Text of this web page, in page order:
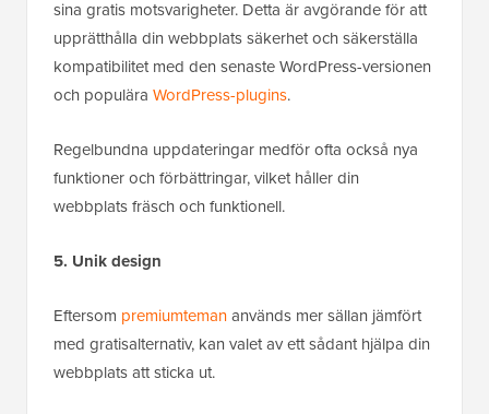
sina gratis motsvarigheter. Detta är avgörande för att
upprätthålla din webbplats säkerhet och säkerställa
kompatibilitet med den senaste WordPress-versionen
och populära WordPress-plugins.
Regelbundna uppdateringar medför ofta också nya
funktioner och förbättringar, vilket håller din
webbplats fräsch och funktionell.
5. Unik design
Eftersom premiumtemananvänds mer sällan jämfört
med gratisalternativ, kan valet av ett sådant hjälpa din
webbplats att sticka ut.